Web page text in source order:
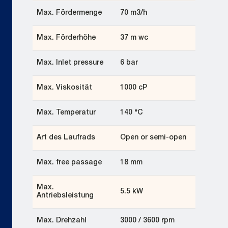
Max. Fördermenge 70 m3/h
Max. Förderhöhe 37 m wc
Max. Inlet pressure 6 bar
Max. Viskosität 1000 cP
Max. Temperatur 140 °C
Art des Laufrads Open or semi-open
Max. free passage 18 mm
Max.
Antriebsleistung
5.5 kW
Max. Drehzahl 3000 / 3600 rpm